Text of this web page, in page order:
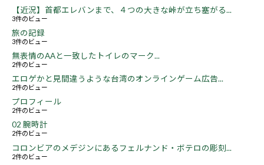
【近況】首都エレバンまで、４つの大きな峠が立ち塞がる...
3件のビュー
旅の記録
3件のビュー
無表情のAAと一致したトイレのマーク...
2件のビュー
エロゲかと見間違うような台湾のオンラインゲーム広告...
2件のビュー
プロフィール
2件のビュー
02 腕時計
2件のビュー
コロンビアのメデジンにあるフェルナンド・ボテロの彫刻...
2件のビュー